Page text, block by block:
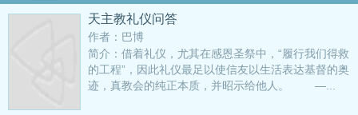
天主教礼仪问答
作者：巴博
简介：借着礼仪，尤其在感恩圣祭中，“履行我们得救
的工程”，因此礼仪最足以使信友以生活表达基督的奥
迹，真教会的纯正本质，并昭示给他人。 —...